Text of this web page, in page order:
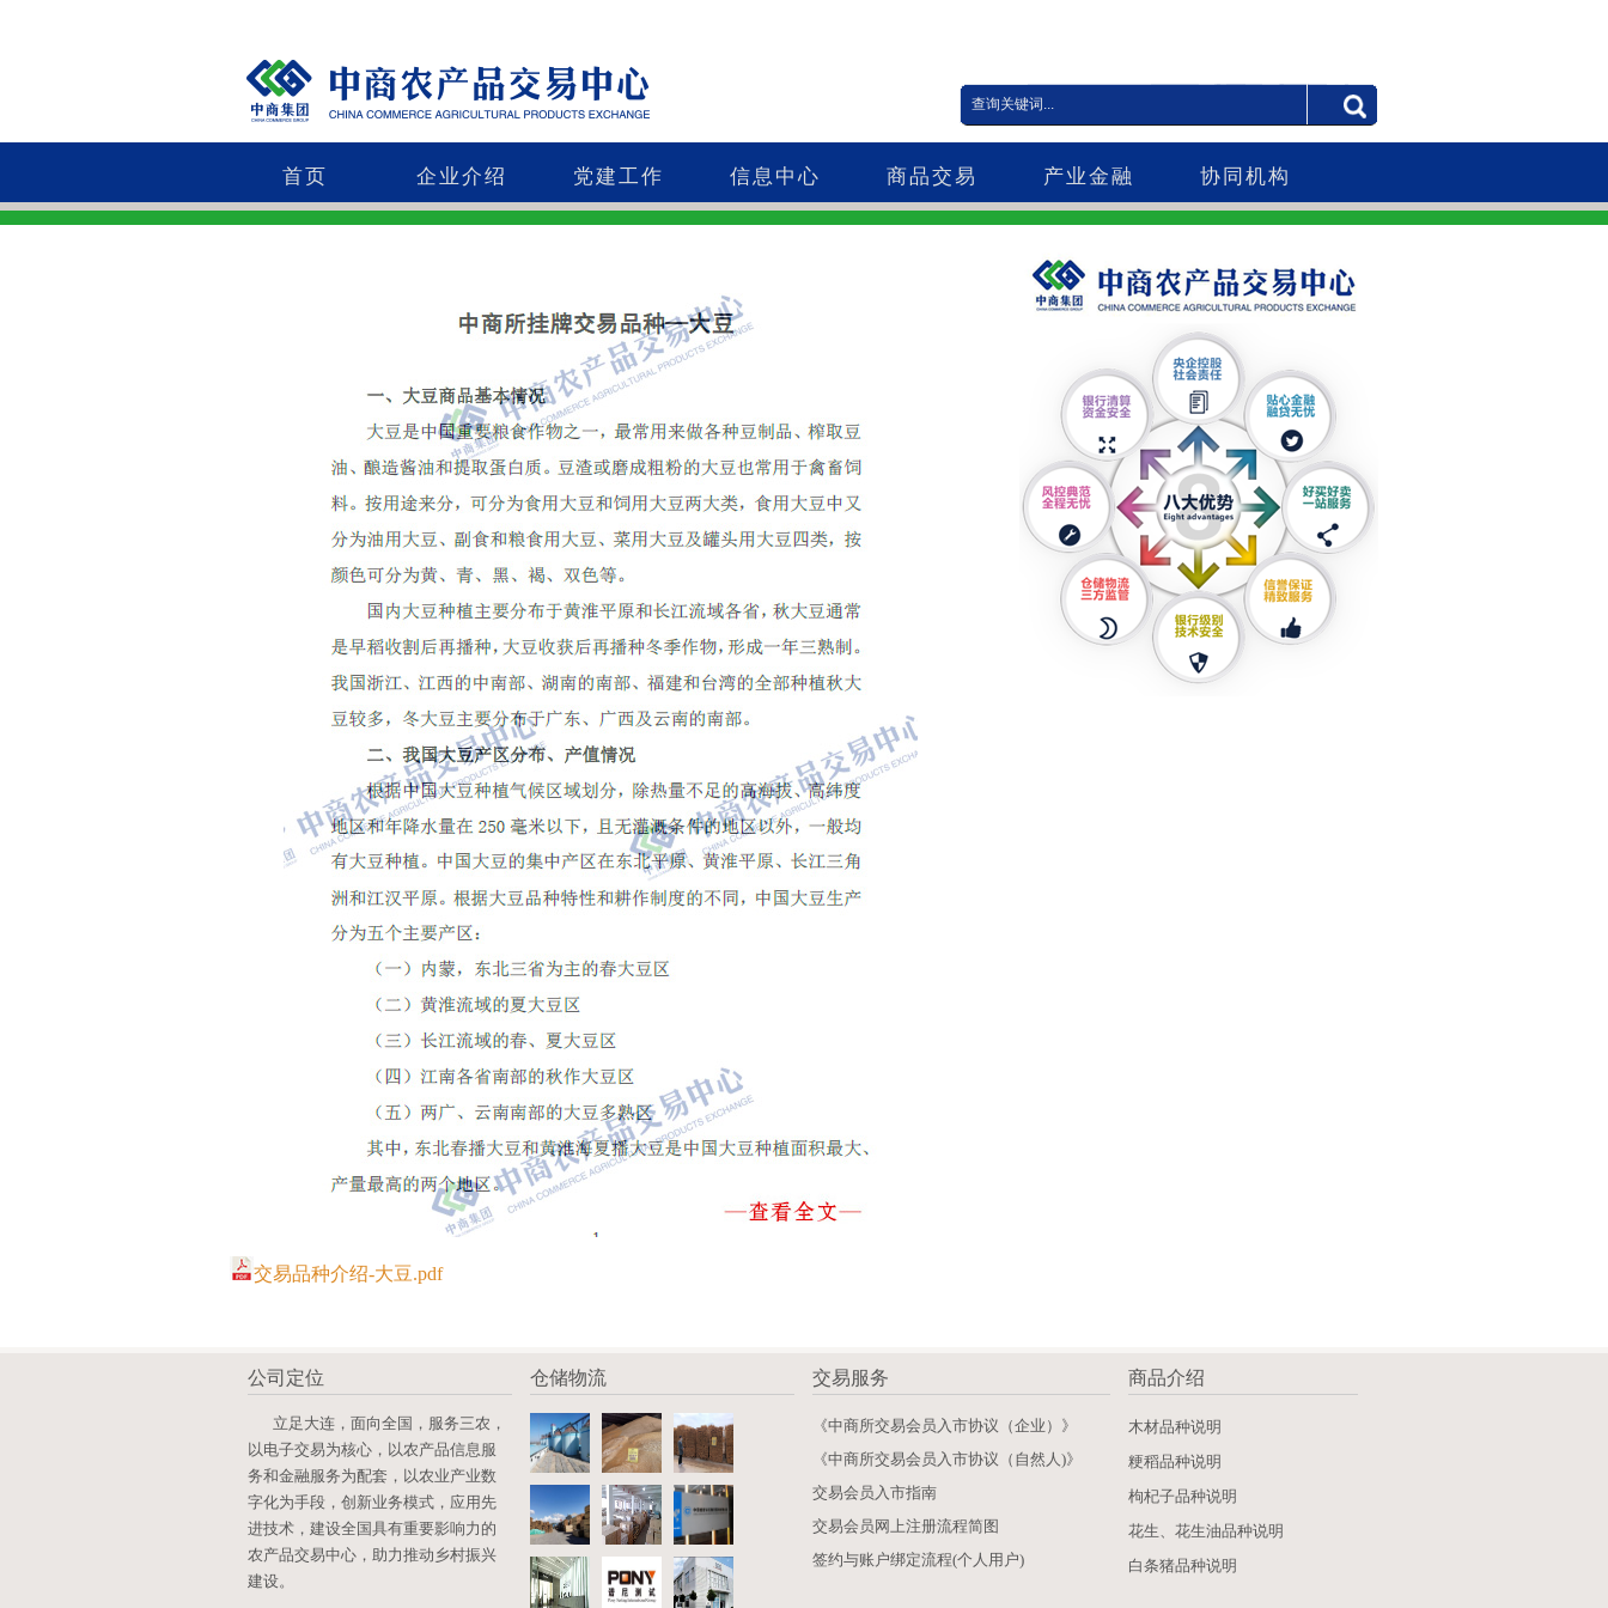
首页 企业介绍 党建工作 信息中心 商品交易 产业金融 协同机构
交易品种介绍-大豆.pdf
公司定位
立足大连，面向全国，服务三农，
以电子交易为核心，以农产品信息服
务和金融服务为配套，以农业产业数
字化为手段，创新业务模式，应用先
进技术，建设全国具有重要影响力的
农产品交易中心，助力推动乡村振兴
建设。
仓储物流 交易服务
《中商所交易会员入市协议（企业）》
《中商所交易会员入市协议（自然人)》
交易会员入市指南
交易会员网上注册流程简图
签约与账户绑定流程(个人用户)
商品介绍
木材品种说明
粳稻品种说明
枸杞子品种说明
花生、花生油品种说明
白条猪品种说明